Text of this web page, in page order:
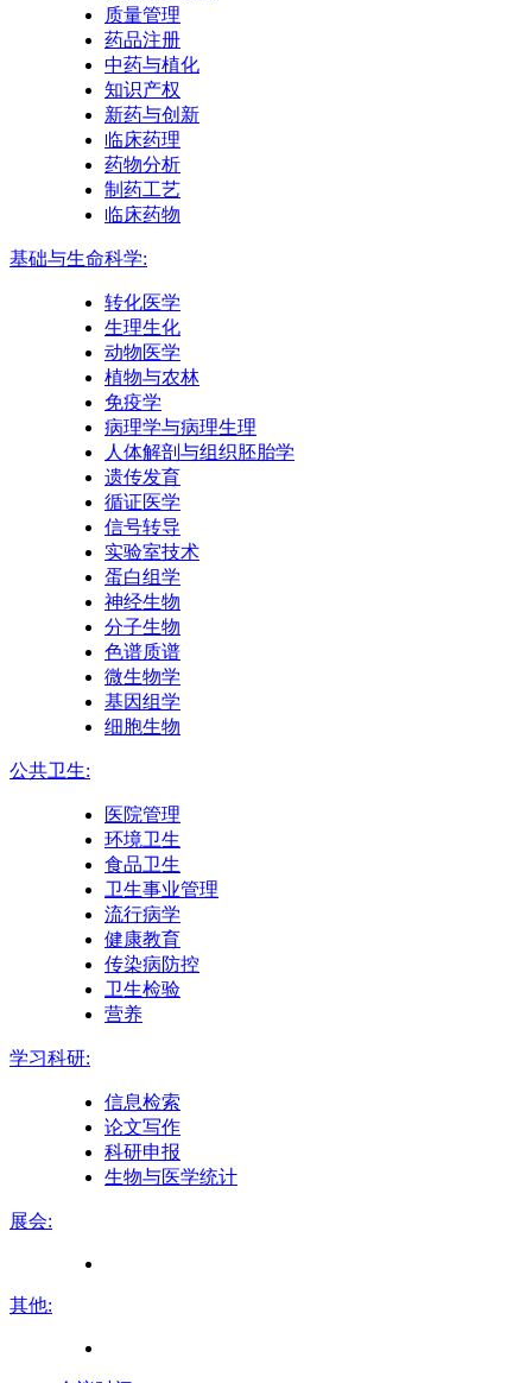
质量管理
药品注册
中药与植化
知识产权
新药与创新
临床药理
药物分析
制药工艺
临床药物
基础与生命科学:
转化医学
生理生化
动物医学
植物与农林
免疫学
病理学与病理生理
人体解剖与组织胚胎学
遗传发育
循证医学
信号转导
实验室技术
蛋白组学
神经生物
分子生物
色谱质谱
微生物学
基因组学
细胞生物
公共卫生:
医院管理
环境卫生
食品卫生
卫生事业管理
流行病学
健康教育
传染病防控
卫生检验
营养
学习科研:
信息检索
论文写作
科研申报
生物与医学统计
展会:
其他: